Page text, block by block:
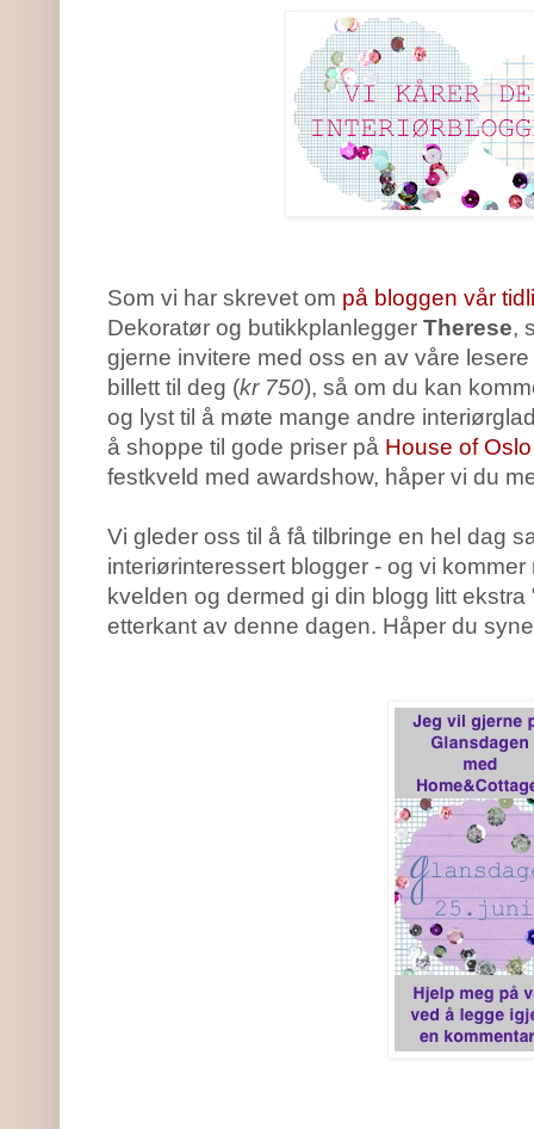
Som vi har skrevet om på bloggen vår
Dekoratør og butikkplanlegger Therese,
gjerne invitere med oss en av våre
billett til deg (kr 750), så om du kan
og lyst til å møte mange andre
å shoppe til gode priser på House of Oslo
festkveld med awardshow, håper vi du
Vi gleder oss til å få tilbringe en hel dag
interiørinteressert blogger - og vi
kvelden og dermed gi din blogg litt
etterkant av denne dagen. Håper du